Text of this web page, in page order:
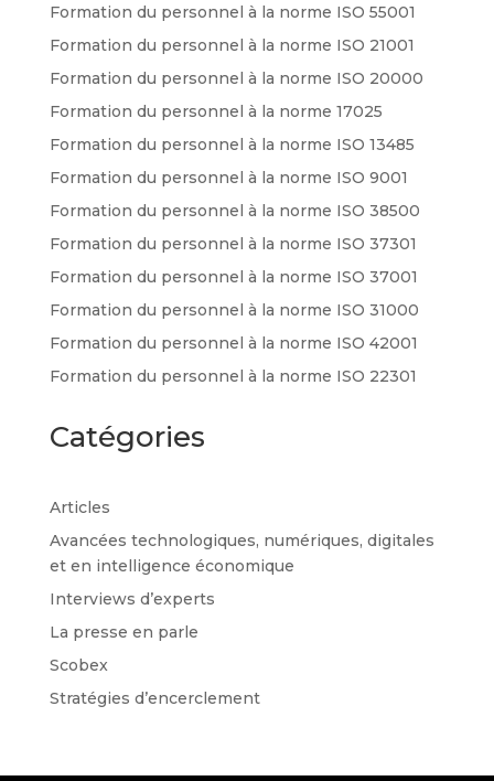
Formation du personnel à la norme ISO 55001
Formation du personnel à la norme ISO 21001
Formation du personnel à la norme ISO 20000
Formation du personnel à la norme 17025
Formation du personnel à la norme ISO 13485
Formation du personnel à la norme ISO 9001
Formation du personnel à la norme ISO 38500
Formation du personnel à la norme ISO 37301
Formation du personnel à la norme ISO 37001
Formation du personnel à la norme ISO 31000
Formation du personnel à la norme ISO 42001
Formation du personnel à la norme ISO 22301
Catégories
Articles
Avancées technologiques, numériques, digitales
et en intelligence économique
Interviews d’experts
La presse en parle
Scobex
Stratégies d’encerclement